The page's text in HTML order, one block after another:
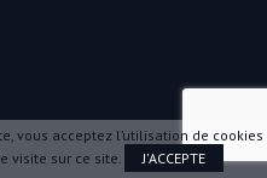
vous acceptez l’utilisation de cookies
visite sur ce site.
J'ACCEPTE